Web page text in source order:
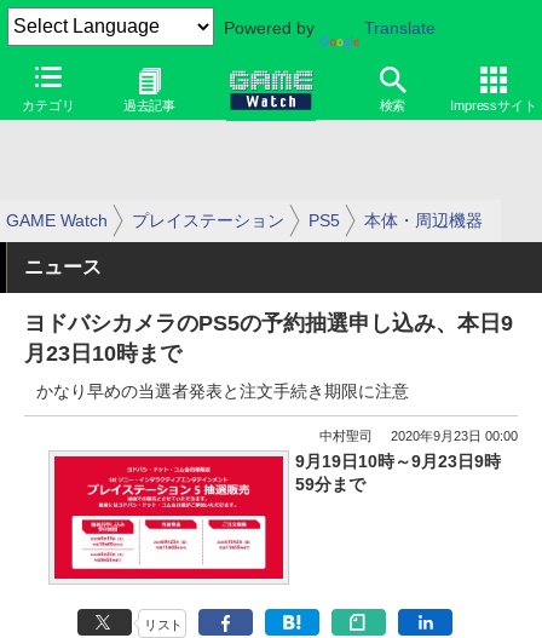
Powered by Translate
カテゴリ 過去記事 検索 Impressサイト
GAME Watch プレイステーション PS5 本体・周辺機器
ニュース
ヨドバシカメラのPS5の予約抽選申し込み、本日9
月23日10時まで
かなり早めの当選者発表と注文手続き期限に注意
中村聖司 2020年9月23日 00:00
9月19日10時～9月23日9時
59分まで
リスト